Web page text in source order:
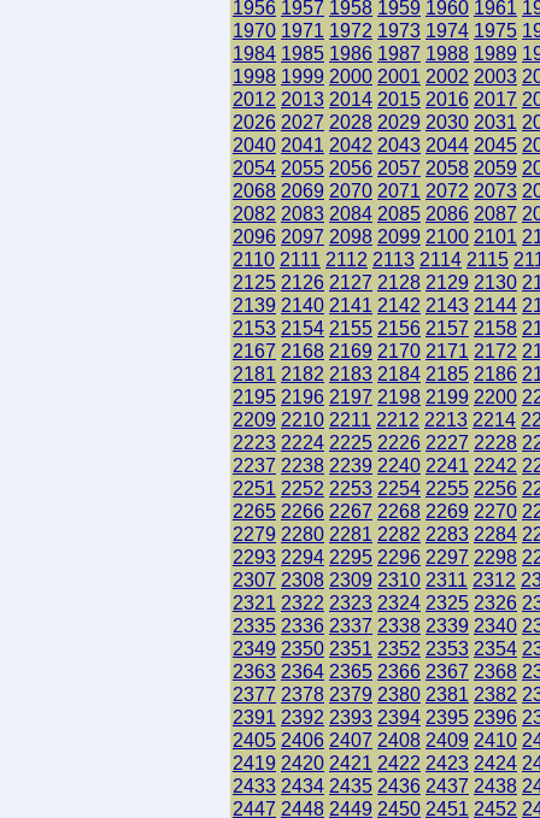
1956 1957 1958 1959 1960 1961
1970 1971 1972 1973 1974 1975
1984 1985 1986 1987 1988 1989
1998 1999 2000 2001 2002 2003
2012 2013 2014 2015 2016 2017
2026 2027 2028 2029 2030 2031
2040 2041 2042 2043 2044 2045
2054 2055 2056 2057 2058 2059
2068 2069 2070 2071 2072 2073
2082 2083 2084 2085 2086 2087
2096 2097 2098 2099 2100 2101
2110 2111 2112 2113 2114 2115
2125 2126 2127 2128 2129 2130
2139 2140 2141 2142 2143 2144
2153 2154 2155 2156 2157 2158
2167 2168 2169 2170 2171 2172
2181 2182 2183 2184 2185 2186
2195 2196 2197 2198 2199 2200
2209 2210 2211 2212 2213 2214
2223 2224 2225 2226 2227 2228
2237 2238 2239 2240 2241 2242
2251 2252 2253 2254 2255 2256
2265 2266 2267 2268 2269 2270
2279 2280 2281 2282 2283 2284
2293 2294 2295 2296 2297 2298
2307 2308 2309 2310 2311 2312
2321 2322 2323 2324 2325 2326
2335 2336 2337 2338 2339 2340
2349 2350 2351 2352 2353 2354
2363 2364 2365 2366 2367 2368
2377 2378 2379 2380 2381 2382
2391 2392 2393 2394 2395 2396
2405 2406 2407 2408 2409 2410
2419 2420 2421 2422 2423 2424
2433 2434 2435 2436 2437 2438
2447 2448 2449 2450 2451 2452